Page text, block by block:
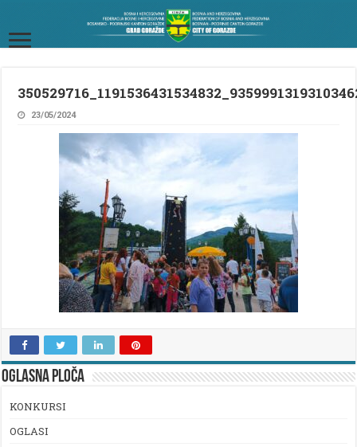
23/05/2024
OGLASNA PLOČA
KONKURSI
OGLASI